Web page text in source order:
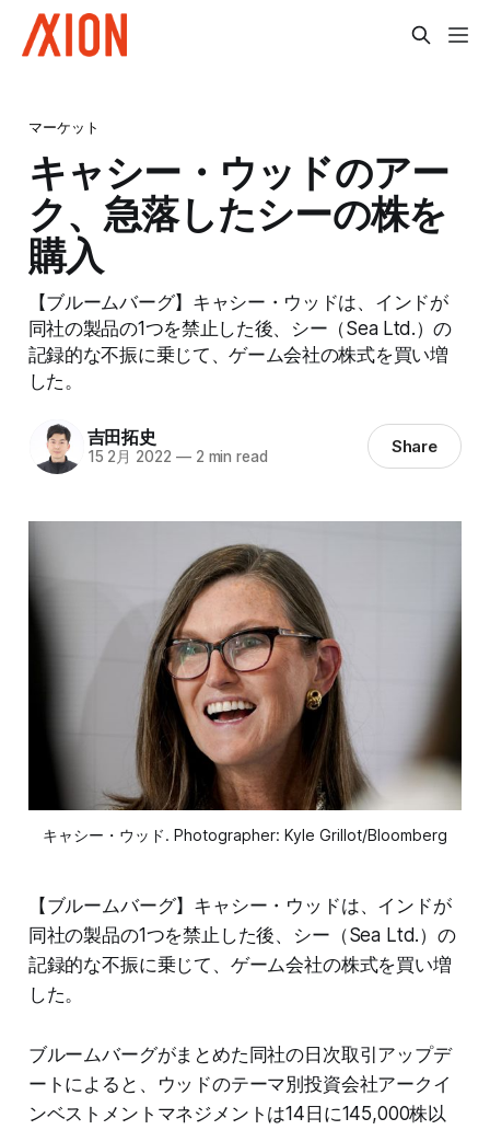
マーケット
キャシー・ウッドのアー
ク、急落したシーの株を
購入
【ブルームバーグ】キャシー・ウッドは、インドが
同社の製品の1つを禁止した後、シー（Sea Ltd.）の
記録的な不振に乗じて、ゲーム会社の株式を買い増
した。
吉田拓史
15 2月 2022 —2 min read Share
キャシー・ウッド. Photographer: Kyle Grillot/Bloomberg
【ブルームバーグ】キャシー・ウッドは、インドが
同社の製品の1つを禁止した後、シー（Sea Ltd.）の
記録的な不振に乗じて、ゲーム会社の株式を買い増
した。
ブルームバーグがまとめた同社の日次取引アップデ
ートによると、ウッドのテーマ別投資会社アークイ
ンベストメントマネジメントは14日に145,000株以